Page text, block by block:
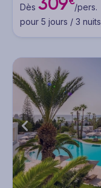
Dès
/pers.
pour 5 jours / 3 nuits